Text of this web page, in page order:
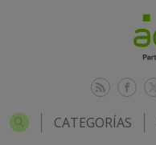
CATEGORÍAS